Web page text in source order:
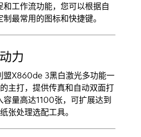
工作流功能，您可以根据自
最常用的图标和快捷键。
力
盟X860de 3黑白激光多功能一
主打，提供传真和自动双面打
容量高达1100张，可扩展达到
张处理选配工具。